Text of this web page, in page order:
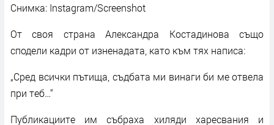
Снимка: Instagram/Screenshot
От своя страна Александра Костадинова също
сподели кадри от изненадата, като към тях написа:
„Сред всички пътища, съдбата ми винаги би ме отвела
при теб…“
Публикациите им събраха хиляди харесвания и